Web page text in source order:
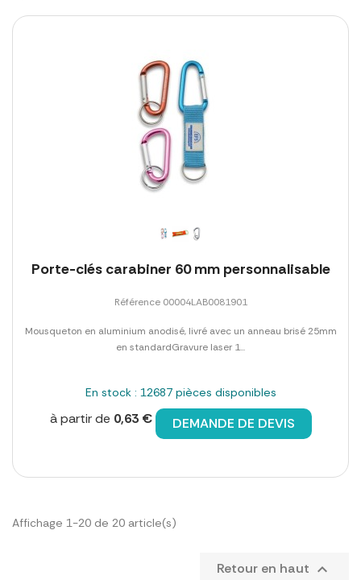
Porte-clés carabiner 60 mm personnalisable
Référence 00004LAB0081901
Mousqueton en aluminium anodisé, livré avec un anneau brisé 25mm
en standardGravure laser 1...
En stock : 12687 pièces disponibles
à partir de 0,63 € DEMANDE DE DEVIS
Affichage 1-20 de 20 article(s)
Retour en haut 